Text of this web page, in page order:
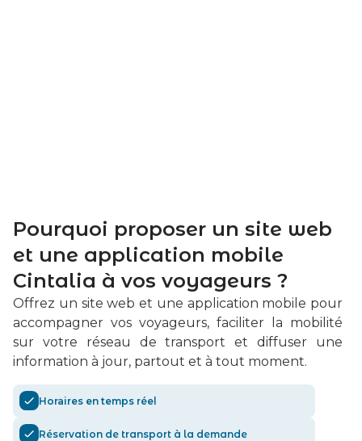
Pourquoi proposer un site web
et une application mobile
Cintalia à vos voyageurs ?​
Offrez un site web et une application mobile pour
accompagner vos voyageurs, faciliter la mobilité
sur votre réseau de transport et diffuser une
information à jour, partout et à tout moment.​
Horaires en temps réel
Réservation de transport à la demande